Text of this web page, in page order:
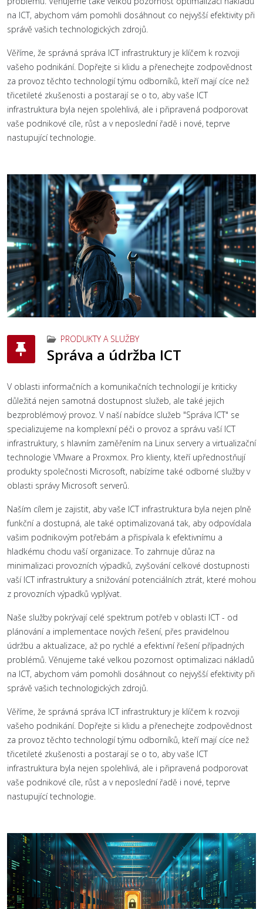
na ICT, abychom vám pomohli dosáhnout co nejvyšší efektivity při
správě vašich technologických zdrojů.
Věříme, že správná správa ICT infrastruktury je klíčem k rozvoji
vašeho podnikání. Dopřejte si klidu a přenechejte zodpovědnost
za provoz těchto technologií týmu odborníků, kteří mají cíce než
třicetileté zkušenosti a postarají se o to, aby vaše ICT
infrastruktura byla nejen spolehlivá, ale i připravená podporovat
vaše podnikové cíle, růst a v neposlední řadě i nové, teprve
nastupující technologie.
PRODUKTY A SLUŽBY
Správa a údržba ICT
V oblasti informačních a komunikačních technologií je kriticky
důležitá nejen samotná dostupnost služeb, ale také jejich
bezproblémový provoz. V naší nabídce služeb "Správa ICT" se
specializujeme na komplexní péči o provoz a správu vaší ICT
infrastruktury, s hlavním zaměřením na Linux servery a virtualizační
technologie VMware a Proxmox. Pro klienty, kteří upřednostňují
produkty společnosti Microsoft, nabízíme také odborné služby v
oblasti správy Microsoft serverů.
Naším cílem je zajistit, aby vaše ICT infrastruktura byla nejen plně
funkční a dostupná, ale také optimalizovaná tak, aby odpovídala
vašim podnikovým potřebám a přispívala k efektivnímu a
hladkému chodu vaší organizace. To zahrnuje důraz na
minimalizaci provozních výpadků, zvyšování celkové dostupnosti
vaší ICT infrastruktury a snižování potenciálních ztrát, které mohou
z provozních výpadků vyplývat.
Naše služby pokrývají celé spektrum potřeb v oblasti ICT - od
plánování a implementace nových řešení, přes pravidelnou
údržbu a aktualizace, až po rychlé a efektivní řešení případných
problémů. Věnujeme také velkou pozornost optimalizaci nákladů
na ICT, abychom vám pomohli dosáhnout co nejvyšší efektivity při
správě vašich technologických zdrojů.
Věříme, že správná správa ICT infrastruktury je klíčem k rozvoji
vašeho podnikání. Dopřejte si klidu a přenechejte zodpovědnost
za provoz těchto technologií týmu odborníků, kteří mají cíce než
třicetileté zkušenosti a postarají se o to, aby vaše ICT
infrastruktura byla nejen spolehlivá, ale i připravená podporovat
vaše podnikové cíle, růst a v neposlední řadě i nové, teprve
nastupující technologie.